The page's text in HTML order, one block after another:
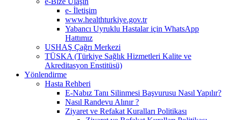
e- İletişim
www.healthturkiye.gov.tr
Yabancı Uyruklu Hastalar için WhatsApp
Hattımız
USHAŞ Çağrı Merkezi
TÜSKA (Türkiye Sağlık Hizmetleri Kalite ve
Akreditasyon Enstitüsü)
Yönlendirme
Hasta Rehberi
E-Nabız Tanı Silinmesi Başvurusu Nasıl Yapılır?
Nasıl Randevu Alınır ?
Ziyaret ve Refakat Kuralları Politikası